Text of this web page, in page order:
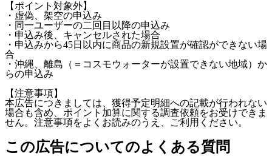
【ポイント対象外】
・虚偽、架空の申込み
・同一ユーザーの二回目以降の申込み
・申込み後、キャンセルされた場合
・申込みから45日以内に商品の新規設置が確認ができない場
合
・沖縄、離島（＝コスモウォーターが設置できない地域）か
らの申込み
【注意事項】
本広告につきましては、獲得予定明細への記載が行われない
場合も含め、ポイント加算に関する調査依頼をお受けできま
せん。注意事項をよくお読みのうえ、ご利用ください。
この広告についてのよくある質問